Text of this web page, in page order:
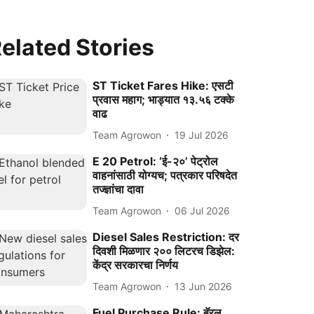
Stories
ST Ticket Fares Hike: एसटी
प्रवास महाग; भाड्यात १३.५६ टक्के
वाढ
Team Agrowon 19 Jul 2026
E 20 Petrol: ‘ई-२०’ पेट्रोल
वाहनांसाठी योग्यच; पत्रकार परिषदेत
तज्ज्ञांचा दावा
Team Agrowon 06 Jul 2026
Diesel Sales Restriction: दर
दिवशी मिळणार २०० लिटरच डिझेल:
केंद्र सरकारचा निर्णय
Team Agrowon 13 Jun 2026